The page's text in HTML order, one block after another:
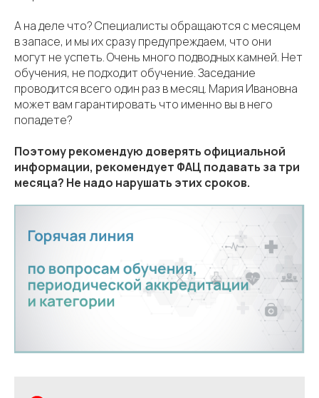
А на деле что? Специалисты обращаются с месяцем
в запасе, и мы их сразу предупреждаем, что они
могут не успеть. Очень много подводных камней. Нет
обучения, не подходит обучение. Заседание
проводится всего один раз в месяц. Мария Ивановна
может вам гарантировать что именно вы в него
попадете?
Поэтому рекомендую доверять официальной
информации, рекомендует ФАЦ подавать за три
месяца? Не надо нарушать этих сроков.